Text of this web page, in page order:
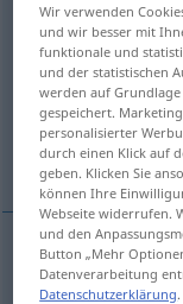
erfahren,
erkennen
wissen, sich
Wir verwenden
und wir besser mit
funktionale und
und der statistischen
werden auf
gespeichert.
personalisierter
durch einen Klick auf
geben. Klicken Sie
können Ihre
Webseite widerrufen.
und den
Button „Mehr
Datenverarbeitung
Datenschutzerklärung